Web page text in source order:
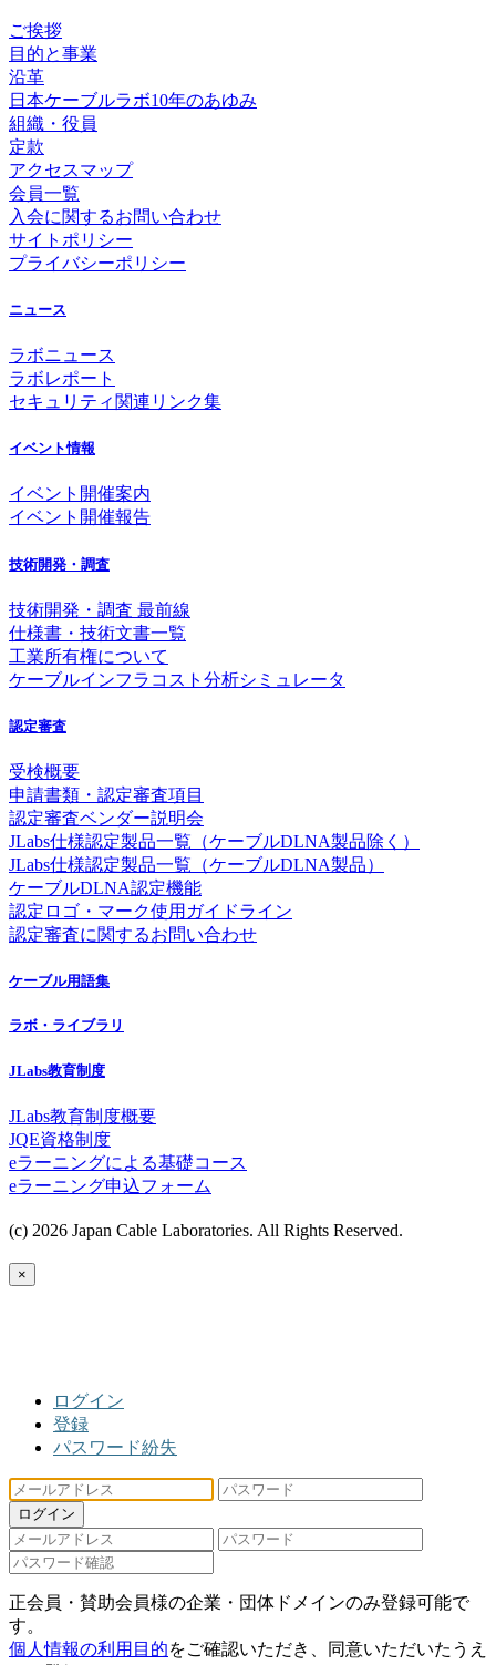
ご挨拶
目的と事業
沿革
日本ケーブルラボ10年のあゆみ
組織・役員
定款
アクセスマップ
会員一覧
入会に関するお問い合わせ
サイトポリシー
プライバシーポリシー
ニュース
ラボニュース
ラボレポート
セキュリティ関連リンク集
イベント情報
イベント開催案内
イベント開催報告
技術開発・調査
技術開発・調査 最前線
仕様書・技術文書一覧
工業所有権について
ケーブルインフラコスト分析シミュレータ
認定審査
受検概要
申請書類・認定審査項目
認定審査ベンダー説明会
JLabs仕様認定製品一覧（ケーブルDLNA製品除く）
JLabs仕様認定製品一覧（ケーブルDLNA製品）
ケーブルDLNA認定機能
認定ロゴ・マーク使用ガイドライン
認定審査に関するお問い合わせ
ケーブル用語集
ラボ・ライブラリ
JLabs教育制度
JLabs教育制度概要
JQE資格制度
eラーニングによる基礎コース
eラーニング申込フォーム
(c) 2026 Japan Cable Laboratories. All Rights Reserved.
×
ログイン
登録
パスワード紛失
ログイン
正会員・賛助会員様の企業・団体ドメインのみ登録可能で
す。
個人情報の利用目的をご確認いただき、同意いただいたうえ